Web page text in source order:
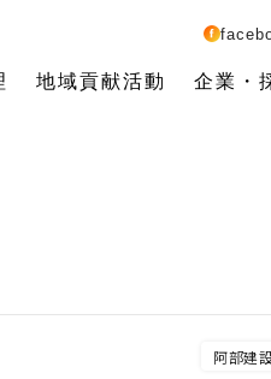
地域貢献活動 企業・
阿部建